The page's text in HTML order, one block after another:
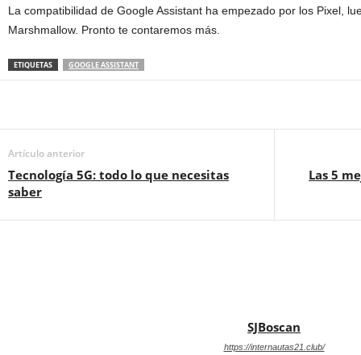
La compatibilidad de Google Assistant ha empezado por los Pixel,
Marshmallow. Pronto te contaremos más.
ETIQUETAS GOOGLE ASSISTANT
Artículo anterior
Tecnología 5G: todo lo que necesitas
saber
Las 5
SJBoscan
https://internautas21.club/